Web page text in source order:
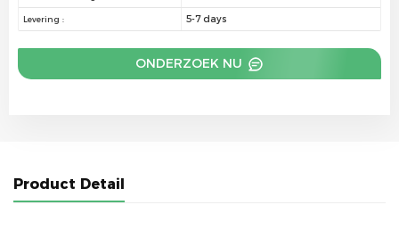
Levering : 5-7 days
ONDERZOEK NU
Product Detail